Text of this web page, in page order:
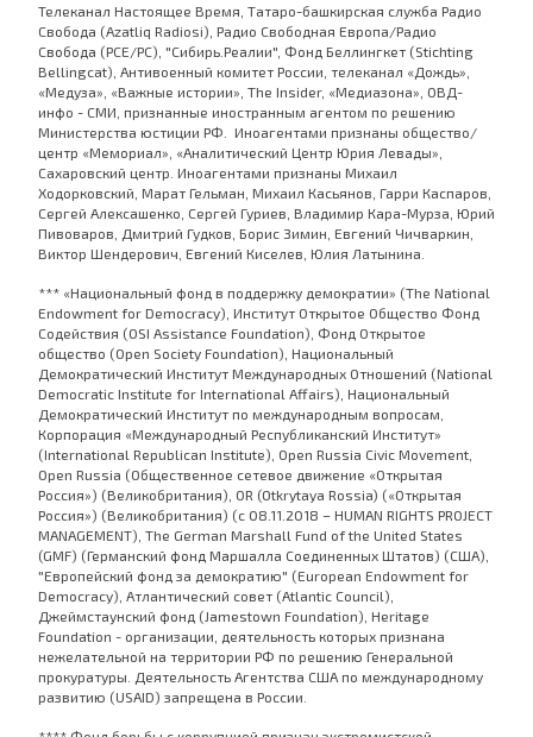
Телеканал Настоящее Время, Татаро-башкирская служба Радио
Свобода (Azatliq Radiosi), Радио Свободная Европа/Радио
Свобода (PCE/PC), "Сибирь.Реалии", Фонд Беллингкет (Stichting
Bellingcat), Антивоенный комитет России, телеканал «Дождь»,
«Медуза», «Важные истории», The Insider, «Медиазона», ОВД-
инфо - СМИ, признанные иностранным агентом по решению
Министерства юстиции РФ. Иноагентами признаны общество/
центр «Мемориал», «Аналитический Центр Юрия Левады»,
Сахаровский центр. Иноагентами признаны Михаил
Ходорковский, Марат Гельман, Михаил Касьянов, Гарри Каспаров,
Сергей Алексашенко, Сергей Гуриев, Владимир Кара-Мурза, Юрий
Пивоваров, Дмитрий Гудков, Борис Зимин, Евгений Чичваркин,
Виктор Шендерович, Евгений Киселев, Юлия Латынина.
*** «Национальный фонд в поддержку демократии» (The National
Endowment for Democracy), Институт Открытое Общество Фонд
Содействия (OSI Assistance Foundation), Фонд Открытое
общество (Open Society Foundation), Национальный
Демократический Институт Международных Отношений (National
Democratic Institute for International Affairs), Национальный
Демократический Институт по международным вопросам,
Корпорация «Международный Республиканский Институт»
(International Republican Institute), Open Russia Civic Movement,
Open Russia (Общественное сетевое движение «Открытая
Россия») (Великобритания), OR (Otkrytaya Rossia) («Открытая
Россия») (Великобритания) (с 08.11.2018 – HUMAN RIGHTS PROJECT
MANAGEMENT), The German Marshall Fund of the United States
(GMF) (Германский фонд Маршалла Соединенных Штатов) (США),
"Европейский фонд за демократию" (European Endowment for
Democracy), Атлантический совет (Atlantic Council),
Джеймстаунский фонд (Jamestown Foundation), Heritage
Foundation - организации, деятельность которых признана
нежелательной на территории РФ по решению Генеральной
прокуратуры. Деятельность Агентства США по международному
развитию (USAID) запрещена в России.